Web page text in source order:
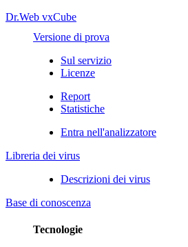
Dr.Web vxCube
Versione di prova
Sul servizio
Licenze
Report
Statistiche
Entra nell'analizzatore
Libreria dei virus
Descrizioni dei virus
Base di conoscenza
Tecnologie